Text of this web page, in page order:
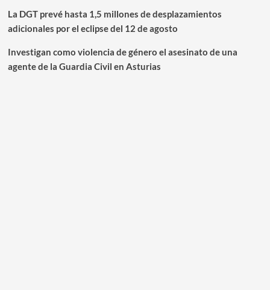
La DGT prevé hasta 1,5 millones de desplazamientos
adicionales por el eclipse del 12 de agosto
Investigan como violencia de género el asesinato de una
agente de la Guardia Civil en Asturias